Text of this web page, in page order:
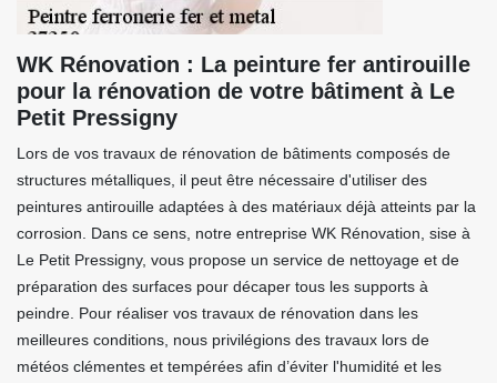
WK Rénovation : La peinture fer antirouille
pour la rénovation de votre bâtiment à Le
Petit Pressigny
Lors de vos travaux de rénovation de bâtiments composés de
structures métalliques, il peut être nécessaire d'utiliser des
peintures antirouille adaptées à des matériaux déjà atteints par la
corrosion. Dans ce sens, notre entreprise WK Rénovation, sise à
Le Petit Pressigny, vous propose un service de nettoyage et de
préparation des surfaces pour décaper tous les supports à
peindre. Pour réaliser vos travaux de rénovation dans les
meilleures conditions, nous privilégions des travaux lors de
météos clémentes et tempérées afin d’éviter l'humidité et les